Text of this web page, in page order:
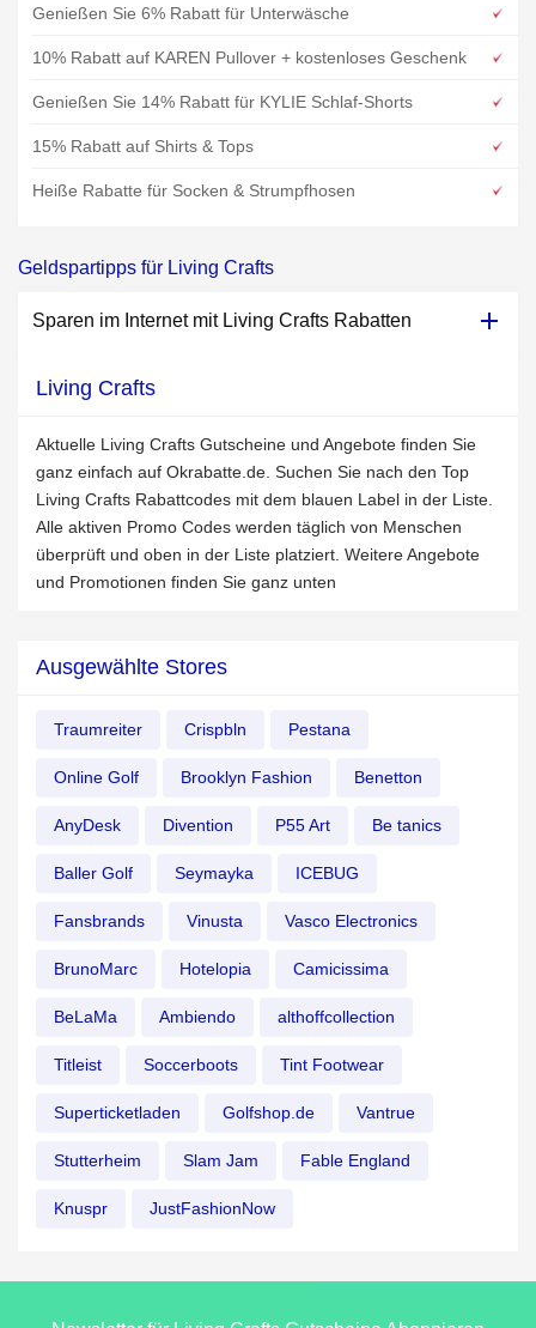
Genießen Sie 6% Rabatt für Unterwäsche
10% Rabatt auf KAREN Pullover + kostenloses Geschenk
Genießen Sie 14% Rabatt für KYLIE Schlaf-Shorts
15% Rabatt auf Shirts & Tops
Heiße Rabatte für Socken & Strumpfhosen
Geldspartipps für Living Crafts
Sparen im Internet mit Living Crafts Rabatten
Living Crafts
Aktuelle Living Crafts Gutscheine und Angebote finden Sie
ganz einfach auf Okrabatte.de. Suchen Sie nach den Top
Living Crafts Rabattcodes mit dem blauen Label in der Liste.
Alle aktiven Promo Codes werden täglich von Menschen
überprüft und oben in der Liste platziert. Weitere Angebote
und Promotionen finden Sie ganz unten
Ausgewählte Stores
Traumreiter Crispbln Pestana
Online Golf Brooklyn Fashion Benetton
AnyDesk Divention P55 Art Be tanics
Baller Golf Seymayka ICEBUG
Fansbrands Vinusta Vasco Electronics
BrunoMarc Hotelopia Camicissima
BeLaMa Ambiendo althoffcollection
Titleist Soccerboots Tint Footwear
Superticketladen Golfshop.de Vantrue
Stutterheim Slam Jam Fable England
Knuspr JustFashionNow